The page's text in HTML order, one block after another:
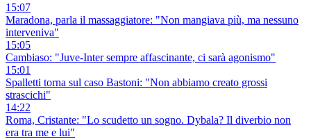
15:07
Maradona, parla il massaggiatore: "Non mangiava più, ma nessuno
interveniva"
15:05
Cambiaso: "Juve-Inter sempre affascinante, ci sarà agonismo"
15:01
Spalletti torna sul caso Bastoni: "Non abbiamo creato grossi
strascichi"
14:22
Roma, Cristante: "Lo scudetto un sogno. Dybala? Il diverbio non
era tra me e lui"